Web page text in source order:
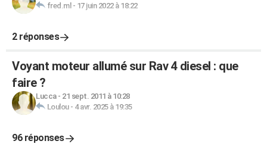
fred.ml - 17 juin 2022 à 18:22
2 réponses
Voyant moteur allumé sur Rav 4 diesel : que
faire ?
Lucca- 21 sept. 2011 à 10:28
Loulou- 4 avr. 2025 à 19:35
96 réponses